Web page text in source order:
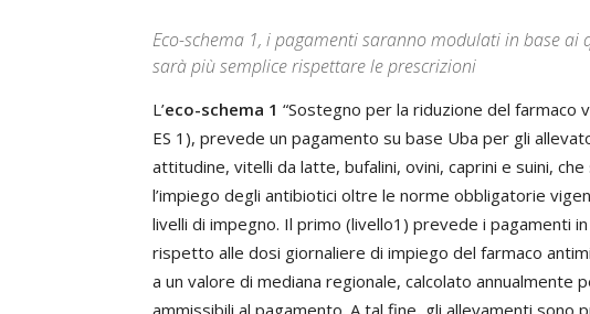
Eco-schema 1, i pagamenti saranno modulati in base
sarà più semplice rispettare le prescrizioni
L’eco-schema 1 “Sostegno per la riduzione del farmaco
ES 1), prevede un pagamento su base Uba per gli
attitudine, vitelli da latte, bufalini, ovini, caprini e suini,
l’impiego degli antibiotici oltre le norme obbligatorie
livelli di impegno. Il primo (livello1) prevede i pagamenti
rispetto alle dosi giornaliere di impiego del farmaco
a un valore di mediana regionale, calcolato annualmente
ammissibili al pagamento. A tal fine, gli allevamenti